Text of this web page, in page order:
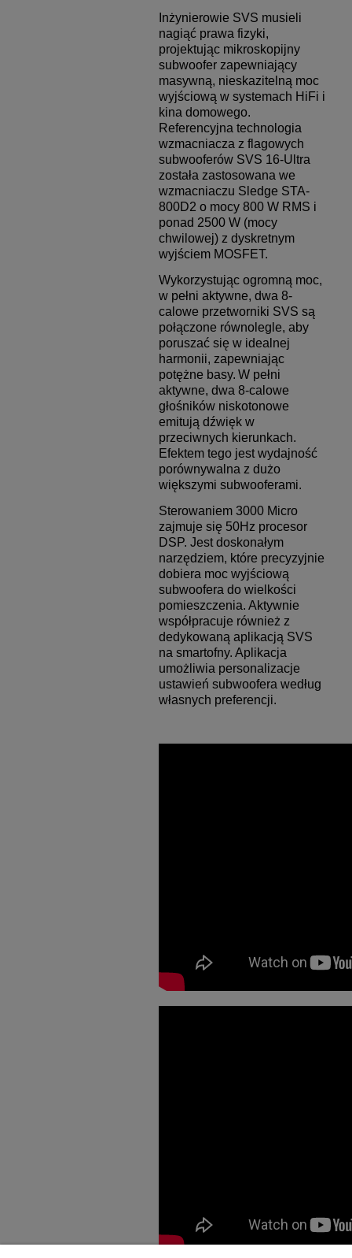
Inżynierowie SVS musieli
nagiąć prawa fizyki,
projektując mikroskopijny
subwoofer zapewniający
masywną, nieskazitelną moc
wyjściową w systemach HiFi i
kina domowego.
Referencyjna technologia
wzmacniacza z flagowych
subwooferów SVS 16-Ultra
została zastosowana we
wzmacniaczu Sledge STA-
800D2 o mocy 800 W RMS i
ponad 2500 W (mocy
chwilowej) z dyskretnym
wyjściem MOSFET.
Wykorzystując ogromną moc,
w pełni aktywne, dwa 8-
calowe przetworniki SVS są
połączone równolegle, aby
poruszać się w idealnej
harmonii, zapewniając
potężne basy. W pełni
aktywne, dwa 8-calowe
głośników niskotonowe
emitują dźwięk w
przeciwnych kierunkach.
Efektem tego jest wydajność
porównywalna z dużo
większymi subwooferami.
Sterowaniem 3000 Micro
zajmuje się 50Hz procesor
DSP. Jest doskonałym
narzędziem, które precyzyjnie
dobiera moc wyjściową
subwoofera do wielkości
pomieszczenia. Aktywnie
współpracuje również z
dedykowaną aplikacją SVS
na smartofny. Aplikacja
umożliwia personalizacje
ustawień subwoofera według
własnych preferencji.